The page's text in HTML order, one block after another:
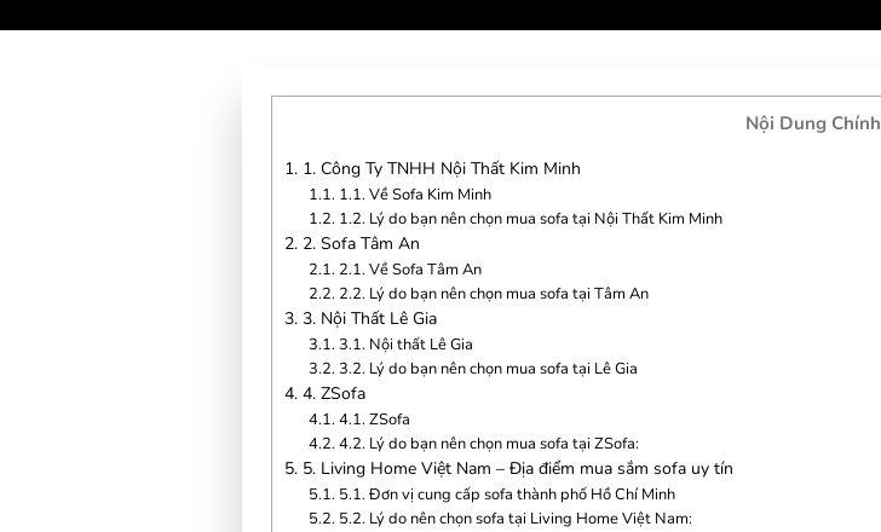
Nội Dung Chính
1.1. Công Ty TNHH Nội Thất Kim Minh
1.1. 1.1. Về Sofa Kim Minh
1.2. 1.2. Lý do bạn nên chọn mua sofa tại Nội Thất Kim Minh
2.2. Sofa Tâm An
2.1. 2.1. Về Sofa Tâm An
2.2. 2.2. Lý do bạn nên chọn mua sofa tại Tâm An
3.3. Nội Thất Lê Gia
3.1. 3.1. Nội thất Lê Gia
3.2. 3.2. Lý do bạn nên chọn mua sofa tại Lê Gia
4.4. ZSofa
4.1. 4.1. ZSofa
4.2. 4.2. Lý do bạn nên chọn mua sofa tại ZSofa:
5.5. Living Home Việt Nam – Địa điểm mua sắm sofa uy tín
5.1. 5.1. Đơn vị cung cấp sofa thành phố Hồ Chí Minh
5.2. 5.2. Lý do nên chọn sofa tại Living Home Việt Nam: